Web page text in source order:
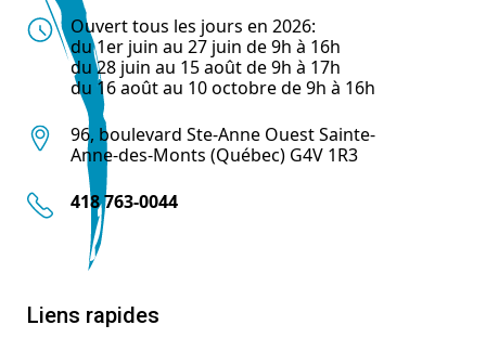
Ouvert tous les jours en 2026:
du 1er juin au 27 juin de 9h à 16h
du 28 juin au 15 août de 9h à 17h
du 16 août au 10 octobre de 9h à 16h
96, boulevard Ste-Anne Ouest Sainte-
Anne-des-Monts (Québec) G4V 1R3
418 763-0044
Liens rapides